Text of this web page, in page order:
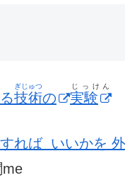
技術
ぎじゅつ
の 実験
じっけん
れば いいかを